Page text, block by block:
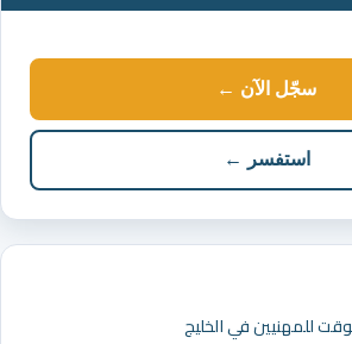
سجّل الآن ←
استفسر ←
للمهنيين في الخليج